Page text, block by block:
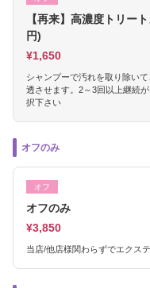
【再来】高濃度トリー
円)
¥1,650
シャンプーで汚れを取り除い
透させます。2～3回以上継続
択下さい
オフのみ
オフ
オフのみ
¥3,850
当店/他店様関わらずでエクス